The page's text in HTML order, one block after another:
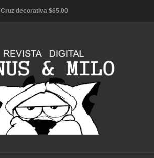
Cruz decorativa $65.00
Sombrero negro $100.00
Sombrero gamuza $65.00